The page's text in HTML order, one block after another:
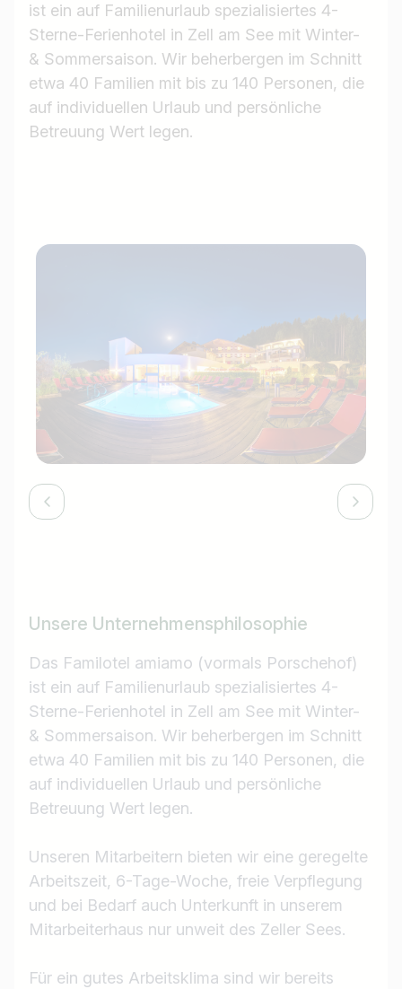
ist ein auf Familienurlaub spezialisiertes 4-
Sterne-Ferienhotel in Zell am See mit Winter-
& Sommersaison. Wir beherbergen im Schnitt
etwa 40 Familien mit bis zu 140 Personen, die
auf individuellen Urlaub und persönliche
Betreuung Wert legen.
Unsere Unternehmensphilosophie
Das Familotel amiamo (vormals Porschehof)
ist ein auf Familienurlaub spezialisiertes 4-
Sterne-Ferienhotel in Zell am See mit Winter-
& Sommersaison. Wir beherbergen im Schnitt
etwa 40 Familien mit bis zu 140 Personen, die
auf individuellen Urlaub und persönliche
Betreuung Wert legen.
Unseren Mitarbeitern bieten wir eine geregelte
Arbeitszeit, 6-Tage-Woche, freie Verpflegung
und bei Bedarf auch Unterkunft in unserem
Mitarbeiterhaus nur unweit des Zeller Sees.
Für ein gutes Arbeitsklima sind wir bereits